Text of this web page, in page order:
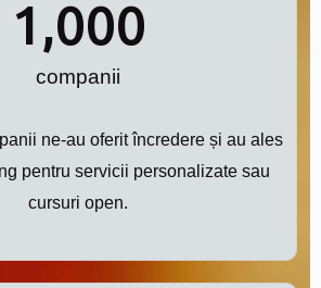
companii
1,000
ne-au oferit încredere și au ales
pentru servicii personalizate sau
cursuri open.